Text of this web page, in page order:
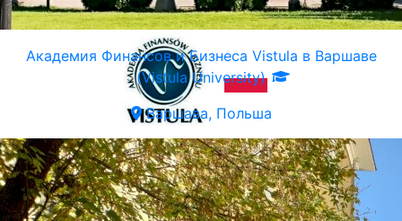
Академия Финансов и Бизнеса Vistula в Варшаве
(Vistula University)
Варшава, Польша